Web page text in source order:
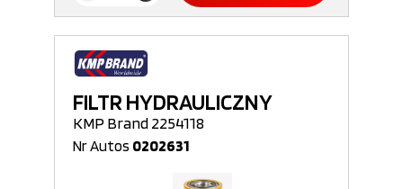
FILTR HYDRAULICZNY
KMP Brand 2254118
Nr Autos 0202631